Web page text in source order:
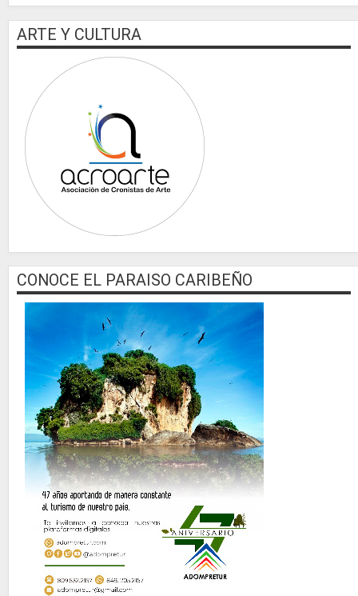
ARTE Y CULTURA
CONOCE EL PARAISO CARIBEÑO